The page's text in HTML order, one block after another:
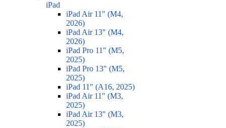
iPad
iPad Air 11" (M4,
2026)
iPad Air 13" (M4,
2026)
iPad Pro 11" (M5,
2025)
iPad Pro 13" (M5,
2025)
iPad 11" (A16, 2025)
iPad Air 11" (M3,
2025)
iPad Air 13" (M3,
2025)